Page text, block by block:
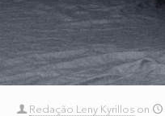
Redação Leny Kyrillos on